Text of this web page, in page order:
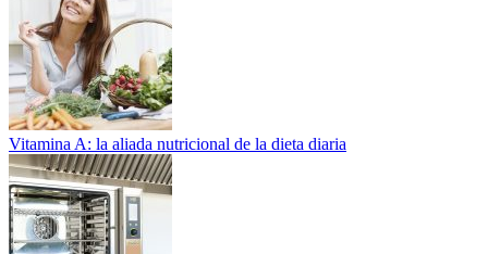
Vitamina A: la aliada nutricional de la dieta diaria